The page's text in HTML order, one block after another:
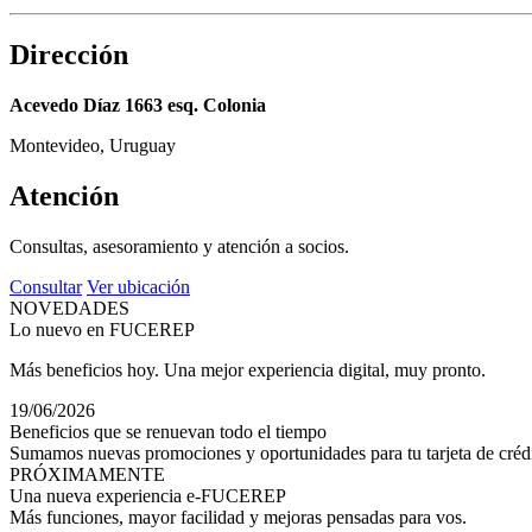
Dirección
Acevedo Díaz 1663 esq. Colonia
Montevideo, Uruguay
Atención
Consultas, asesoramiento y atención a socios.
Consultar Ver ubicación
NOVEDADES
Lo nuevo en FUCEREP
Más beneficios hoy. Una mejor experiencia digital, muy pronto.
19/06/2026
Beneficios que se renuevan todo el tiempo
Sumamos nuevas promociones y oportunidades para tu tarjeta de
PRÓXIMAMENTE
Una nueva experiencia e-FUCEREP
Más funciones, mayor facilidad y mejoras pensadas para vos.